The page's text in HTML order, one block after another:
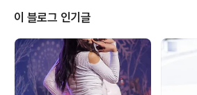
이 블로그 인기글